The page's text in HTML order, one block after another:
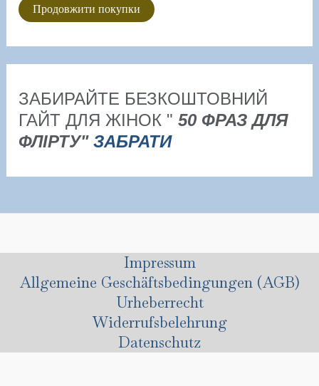
Продовжити покупки
ЗАБИРАЙТЕ БЕЗКОШТОВНИЙ
ГАЙТ ДЛЯ ЖІНОК "50 ФРАЗ ДЛЯ
ФЛІРТУ"ЗАБРАТИ
Impressum
Allgemeine Geschäftsbedingungen (AGB)
Urheberrecht
Widerrufsbelehrung
Datenschutz